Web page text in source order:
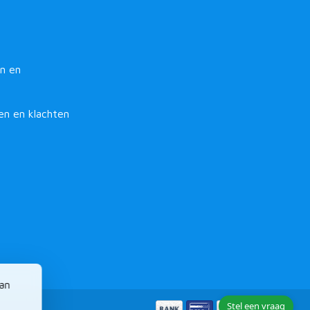
en
en klachten
Stel een vraag